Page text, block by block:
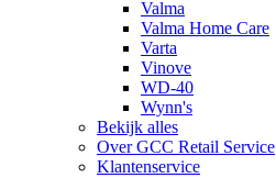
Valma
Valma Home Care
Varta
Vinove
WD-40
Wynn's
Bekijk alles
Over GCC Retail Service
Klantenservice